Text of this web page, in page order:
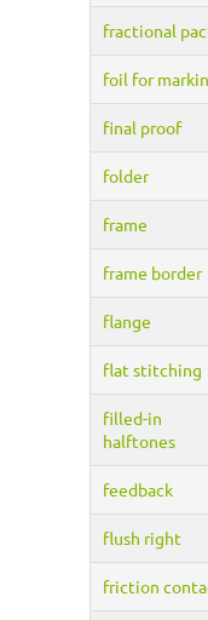
fractional
foil for
final proof
folder
frame
frame border
flange
flat stitching
filled-in
halftones
feedback
flush right
friction